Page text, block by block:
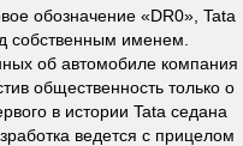
обозначение «DR0», Tata
собственным именем.
об автомобиле компания
общественность только о
в истории Tata седана
ведется с прицелом